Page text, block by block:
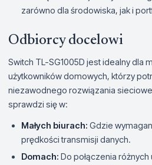
zarówno dla środowiska, jak i
Odbiorcy docelowi
Switch TL-SG1005D jest idealny dla
użytkowników domowych, którzy
niezawodnego rozwiązania
sprawdzi się w:
Małych biurach: Gdzie
prędkości transmisji danych.
Domach: Do połączenia